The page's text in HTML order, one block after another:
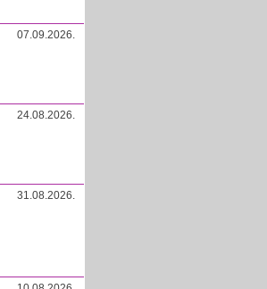
07.09.2026.
24.08.2026.
31.08.2026.